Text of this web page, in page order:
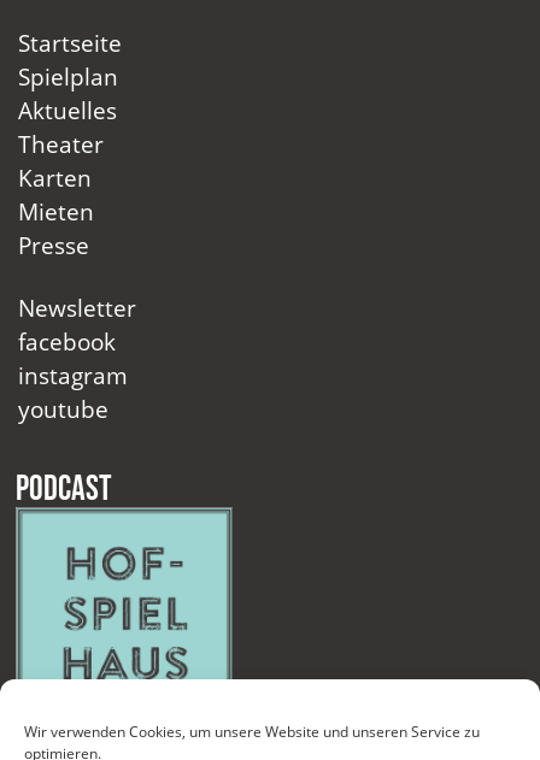
Wir verwenden Cookies, um unsere Website und unseren Service zu
optimieren.
Startseite
Spielplan
Aktuelles
Theater
Karten
Mieten
Presse
Newsletter
facebook
instagram
youtube
Podcast